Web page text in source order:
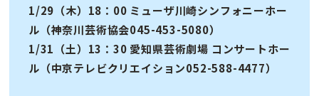
1/29（木）18：00 ミューザ川崎シンフォニーホー
ル（神奈川芸術協会045-453-5080）
1/31（土）13：30 愛知県芸術劇場 コンサートホー
ル（中京テレビクリエイション052-588-4477）